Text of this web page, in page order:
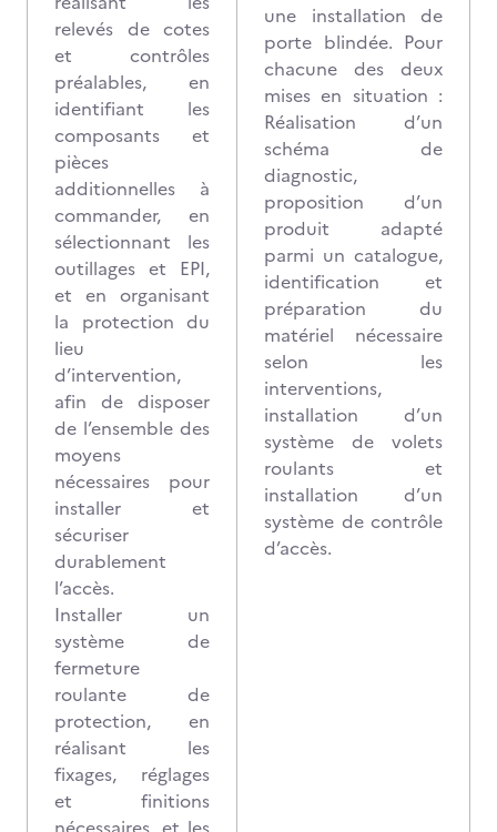
relevés de cotes
et contrôles
préalables, en
identifiant les
composants et
pièces
additionnelles à
commander, en
sélectionnant les
outillages et EPI,
et en organisant
la protection du
lieu
d’intervention,
afin de disposer
de l’ensemble des
moyens
nécessaires pour
installer et
sécuriser
durablement
l’accès.
Installer un
système de
fermeture
roulante de
protection, en
réalisant les
fixages, réglages
et finitions
une installation de
porte blindée. Pour
chacune des deux
mises en situation :
Réalisation d’un
schéma de
diagnostic,
proposition d’un
produit adapté
parmi un catalogue,
identification et
préparation du
matériel nécessaire
selon les
interventions,
installation d’un
système de volets
roulants et
installation d’un
système de contrôle
d’accès.